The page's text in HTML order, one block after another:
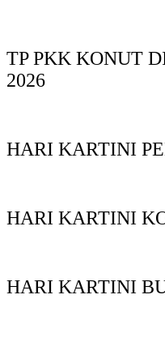
TP PKK KONUT
2026
HARI KARTINI
HARI KARTINI
HARI KARTINI